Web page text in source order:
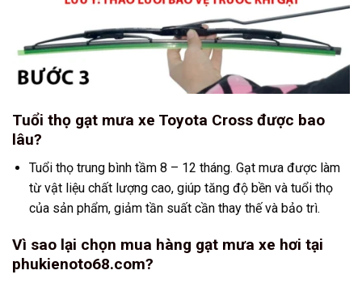
Tuổi thọ gạt mưa xe Toyota Cross được bao
lâu?
Tuổi thọ trung bình tầm 8 – 12 tháng. Gạt mưa được làm
từ vật liệu chất lượng cao, giúp tăng độ bền và tuổi thọ
của sản phẩm, giảm tần suất cần thay thế và bảo trì.
Vì sao lại chọn mua hàng gạt mưa xe hơi tại
phukienoto68.com?